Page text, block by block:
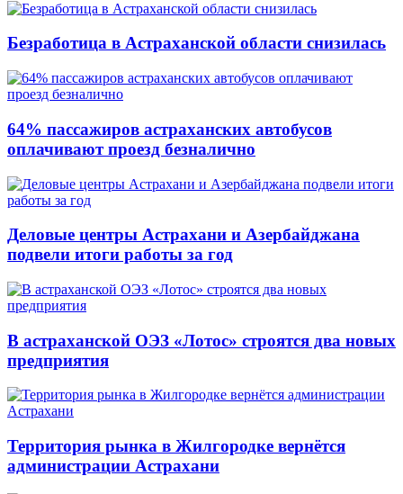
Безработица в Астраханской области снизилась
64% пассажиров астраханских автобусов
оплачивают проезд безналично
Деловые центры Астрахани и Азербайджана
подвели итоги работы за год
В астраханской ОЭЗ «Лотос» строятся два новых
предприятия
Территория рынка в Жилгородке вернётся
администрации Астрахани